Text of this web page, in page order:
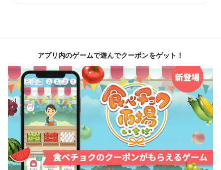
アプリ内のゲームで遊んでクーポンをゲット！